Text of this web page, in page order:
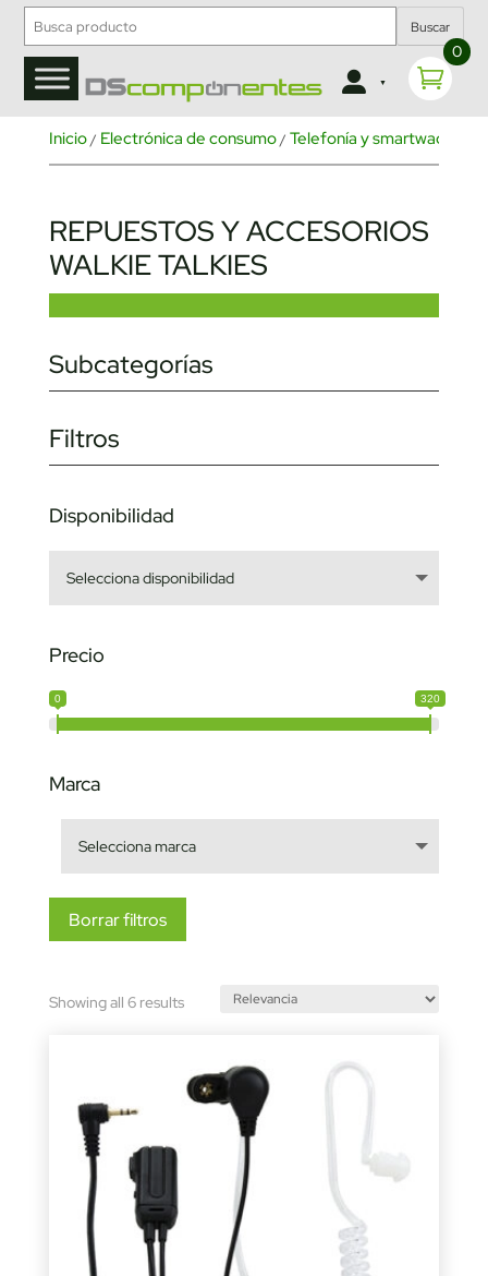
Buscar
0
Inicio/ Electrónica de consumo/ Telefonía y smartwaches
REPUESTOS Y ACCESORIOS
WALKIE TALKIES
Subcategorías
Filtros
Disponibilidad
Precio
0 320
Marca
Borrar filtros
Showing all 6 resultsSorted
latest